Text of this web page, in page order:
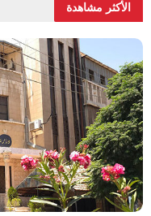
الأكثر مشاهدة